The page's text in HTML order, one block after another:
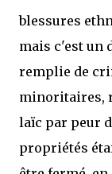
blessures
mais c'est un
remplie de
minoritaires,
laïc par peur
propriétés